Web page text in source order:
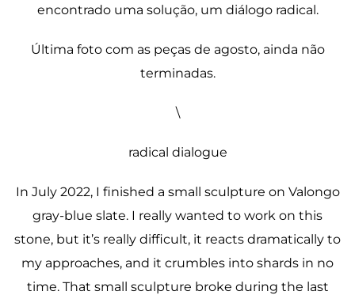
encontrado uma solução, um diálogo radical.
Última foto com as peças de agosto, ainda não
terminadas.
\
radical dialogue
In July 2022, I finished a small sculpture on Valongo
gray-blue slate. I really wanted to work on this
stone, but it’s really difficult, it reacts dramatically to
my approaches, and it crumbles into shards in no
time. That small sculpture broke during the last